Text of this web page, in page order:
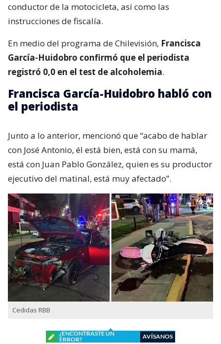
conductor de la motocicleta, así como las
instrucciones de fiscalía.
En medio del programa de Chilevisión, Francisca
García-Huidobro confirmó que el periodista
registró 0,0 en el test de alcoholemia.
Francisca García-Huidobro habló con
el periodista
Junto a lo anterior, mencionó que “acabo de hablar
con José Antonio, él está bien, está con su mamá,
está con Juan Pablo González, quien es su productor
ejecutivo del matinal, está muy afectado”.
Cedidas RBB
¿ENCONTRASTE UN
ERROR?
AVÍSANOS